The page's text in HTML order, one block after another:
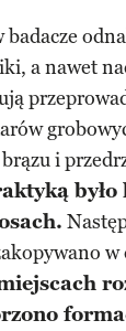
badacze
a nawet
i